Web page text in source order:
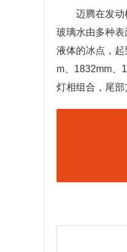
迈腾在发
玻璃水由多种
液体的冰点，
m、1832mm、
灯相组合，尾部